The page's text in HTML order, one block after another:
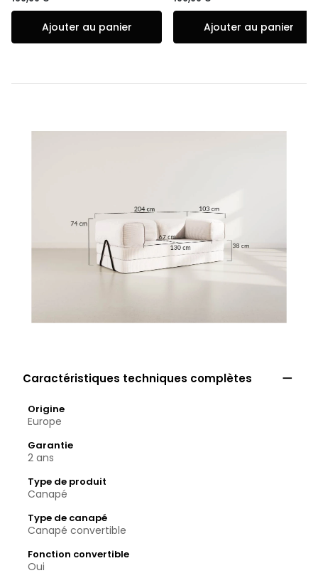
Ajouter au panier Ajouter au panier
Caractéristiques techniques complètes 
Origine
Europe
Garantie
2 ans
Type de produit
Canapé
Type de canapé
Canapé convertible
Fonction convertible
Oui